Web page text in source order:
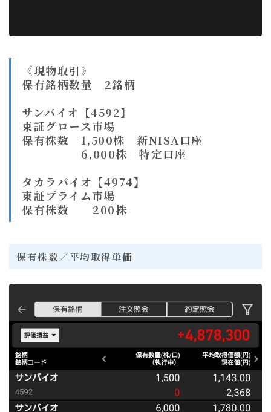
《現物取引》
保有銘柄数量 2銘柄
サンバイオ【4592】
東証グロース市場
保有株数 1,500株 新NISA口座
6,000株 特定口座
タカラバイオ【4974】
東証プライム市場
保有株数 200株
保有株数／平均取得単価